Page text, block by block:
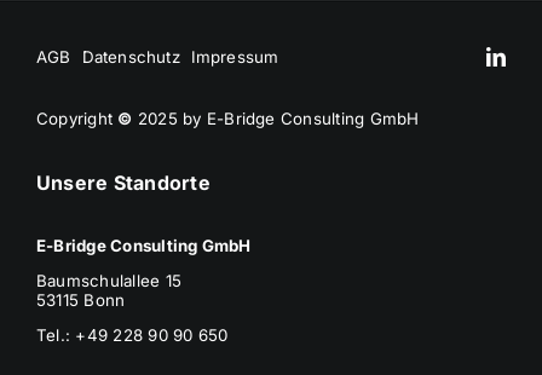
AGB Datenschutz Impressum
Copyright © 2025 by E-Bridge Consulting GmbH
Unsere Standorte
E-Bridge Consulting GmbH
Baumschulallee 15
53115 Bonn
Tel.: +49 228 90 90 650